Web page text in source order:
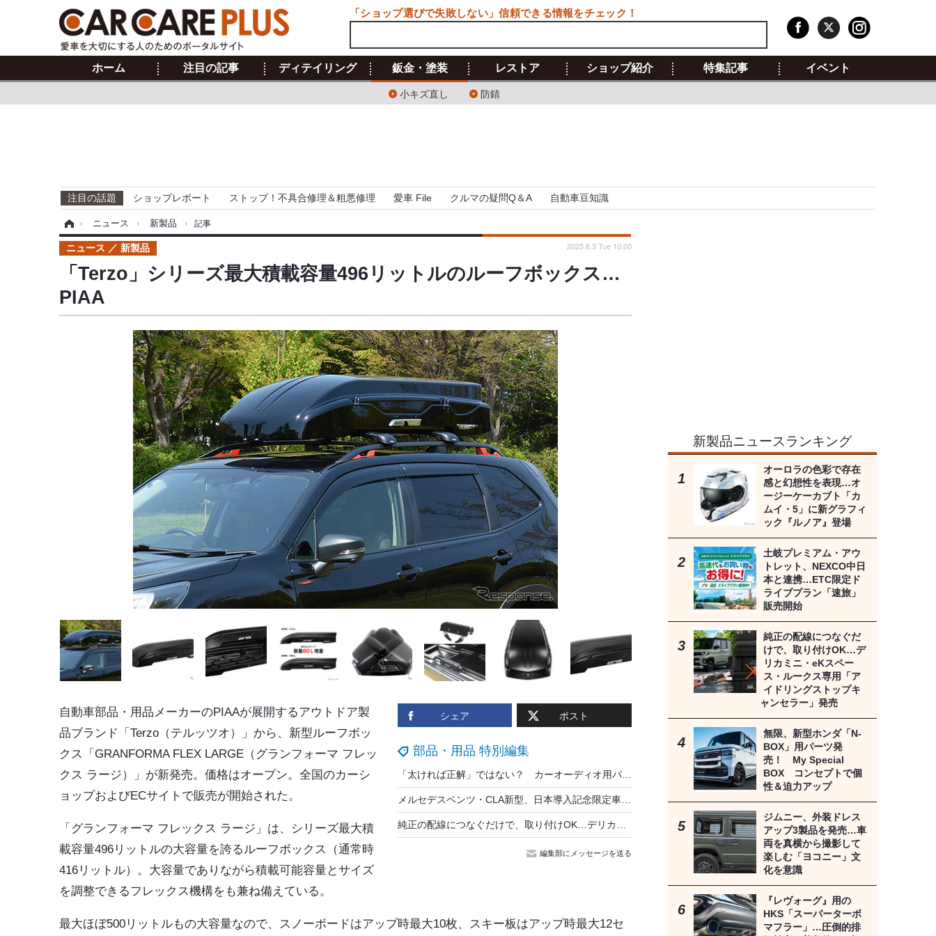
ホーム 注目の記事 ディテイリング 鈑金・塗装
小キズ直し 防錆
レストア ショップ紹介 特集記事 イベント
注目の話題 ショップレポート ストップ！不具合修理＆粗悪修理 愛車 File クルマの疑問Q＆A 自動車豆知識
› ニュース › 新製品 › 記事
「Terzo」シリーズ最大積載容量496リットルのルーフボックス…
PIAA
ニュース 新製品 2025.6.3 Tue 10:00
シェア ポスト
部品・用品 特別編集
「太ければ正解」ではない？ カーオーディオ用パワーケーブルの正しい選び方［カー用音響機材・チョイスの極意…パーツ＆部材編］
メルセデスベンツ・CLA新型、日本導入記念限定車はAMGパーツ標準 699万円
編集部にメッセージを送る
自動車部品・用品メーカーのPIAAが展開するアウトドア製
品ブランド「Terzo（テルッツオ）」 から、新型ルーフボッ
クス
「GRANFORMA FLEX LARGE（グランフォーマ フレッ
クス ラージ）」 が新発売。価格はオープン。全国のカーシ
ョップおよびECサイトで販売が開始された。
「グランフォーマ フレックス ラージ」は、シリーズ最大積
載容量496リットルの大容量を誇るルーフボックス（通常時
416リットル）。大容量でありながら積載可能容量とサイズ
を調整できるフレックス機構をも兼ね備えている。
最大ほぼ500リットルもの大容量なので、スノーボードはアップ時最大10枚、スキー板はアップ時最大12セ
新製品ニュースランキング
オーロラの色彩で存在
感と幻想性を表現…オ
ージーケーカブト「カ
ムイ・5」に新グラフィ
ック『ルノア』登場
土岐プレミアム・アウ
トレット、NEXCO中日
本と連携…ETC限定ド
ライブプラン「速旅」
販売開始
純正の配線につなぐだ
けで、取り付けOK…デ
リカミニ・eKスペー
ス・ルークス専用「ア
イドリングストップキ
ャンセラー」発売
無限、新型ホンダ「N-
BOX」用パーツ発
売！ My Special
BOX コンセプトで個
性＆迫力アップ
ジムニー、外装ドレス
アップ3製品を発売…車
両を真横から撮影して
楽しむ「ヨコニー」文
化を意識
『レヴォーグ』用の
HKS「スーパーターボ
マフラー」…圧倒的排
「ショップ選びで失敗しない」信頼できる情報をチェック！